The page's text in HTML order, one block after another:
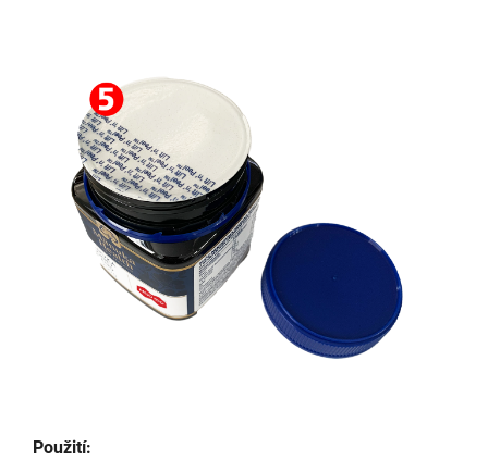
Použití: